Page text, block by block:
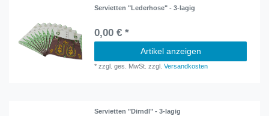
Servietten "Lederhose" - 3-lagig
0,00 € *
Artikel anzeigen
*zzgl. ges. MwSt. zzgl.Versandkosten
Servietten "Dirndl" - 3-lagig